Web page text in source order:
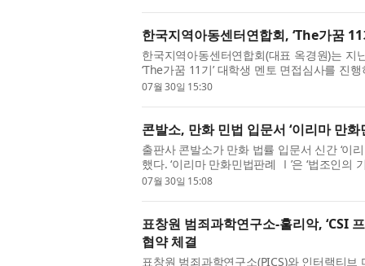
한국지역아동센터연합회, ‘The가꿈
한국지역아동센터연합회(대표 옥경원)는
‘The가꿈 11기’ 대학생 멘토 면접심사를 진
72명을 최종 선발했다. ‘The가꿈’은 ...
07월 30일 15:30
콘발소, 만화 민법 입문서 ‘이리마 만
출판사 콘발소가 만화 법률 입문서 신간 ‘이
했다. ‘이리마 만화민법판례 Ⅰ’은 ‘법조인
게’ 기르기 위해 기획된 만화 법률 입...
07월 30일 15:08
표창원 범죄과학연구소-훌리악, ‘CSI
협약 체결
표창원 범죄과학연구소(PICS)와 인터랙티